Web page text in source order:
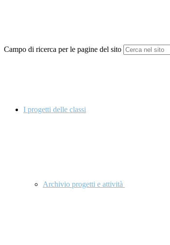
Campo di ricerca per le pagine del sito
I progetti delle classi
Archivio progetti e attività